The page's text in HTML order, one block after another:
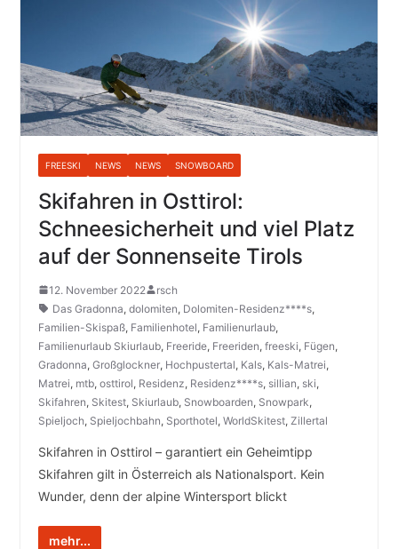
FREESKI NEWS NEWS SNOWBOARD
Skifahren in Osttirol:
Schneesicherheit und viel Platz
auf der Sonnenseite Tirols
12. November 2022
rsch
Das Gradonna, dolomiten, Dolomiten-Residenz****s,
Familien-Skispaß, Familienhotel, Familienurlaub,
Familienurlaub Skiurlaub, Freeride, Freeriden, freeski, Fügen,
Gradonna, Großglockner, Hochpustertal, Kals, Kals-Matrei,
Matrei, mtb, osttirol, Residenz, Residenz****s, sillian, ski,
Skifahren, Skitest, Skiurlaub, Snowboarden, Snowpark,
Spieljoch, Spieljochbahn, Sporthotel, WorldSkitest, Zillertal
Skifahren in Osttirol – garantiert ein Geheimtipp
Skifahren gilt in Österreich als Nationalsport. Kein
Wunder, denn der alpine Wintersport blickt
mehr...